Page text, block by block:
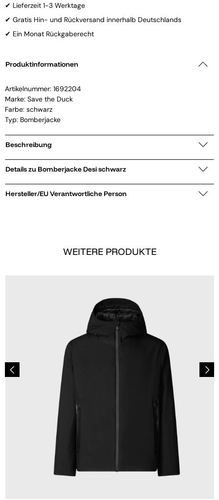
✔ Lieferzeit 1-3 Werktage
✔ Gratis Hin- und Rückversand innerhalb Deutschlands
✔ Ein Monat Rückgaberecht
Produktinformationen
Artikelnummer: 1692204
Marke: Save the Duck
Farbe: schwarz
Typ: Bomberjacke
Beschreibung
Details zu Bomberjacke Desi schwarz
Hersteller/EU Verantwortliche Person
WEITERE PRODUKTE